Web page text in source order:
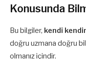
Konusunda
Bu bilgiler, kendi
doğru uzmana doğru
olmanız içindir.